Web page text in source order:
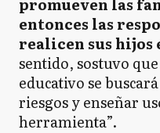
promueven las
entonces las
realicen sus hijos
sentido, sostuvo
educativo se
riesgos y enseñar
herramienta”.